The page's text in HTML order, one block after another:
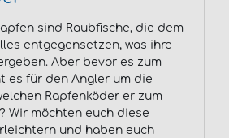
sind Raubfische, die dem
entgegensetzen, was ihre
Aber bevor es zum
es für den Angler um die
Rapfenköder er zum
Wir möchten euch diese
und haben euch